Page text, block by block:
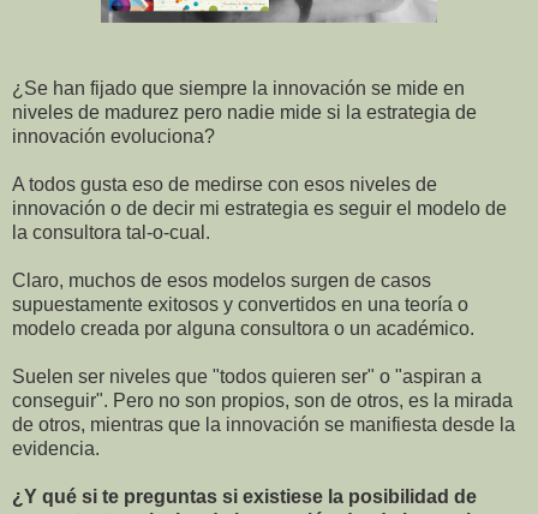
¿Se han fijado que siempre la innovación se mide en
niveles de madurez pero nadie mide si la estrategia de
innovación evoluciona?
A todos gusta eso de medirse con esos niveles de
innovación o de decir mi estrategia es seguir el modelo de
la consultora tal-o-cual.
Claro, muchos de esos modelos surgen de casos
supuestamente exitosos y convertidos en una teoría o
modelo creada por alguna consultora o un académico.
Suelen ser niveles que "todos quieren ser" o "aspiran a
conseguir". Pero no son propios, son de otros, es la mirada
de otros, mientras que la innovación se manifiesta desde la
evidencia.
¿Y qué si te preguntas si existiese la posibilidad de